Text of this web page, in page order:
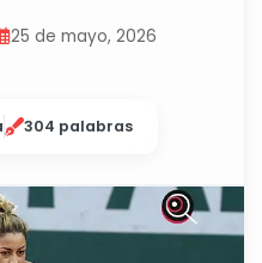
25 de mayo, 2026
304 palabras